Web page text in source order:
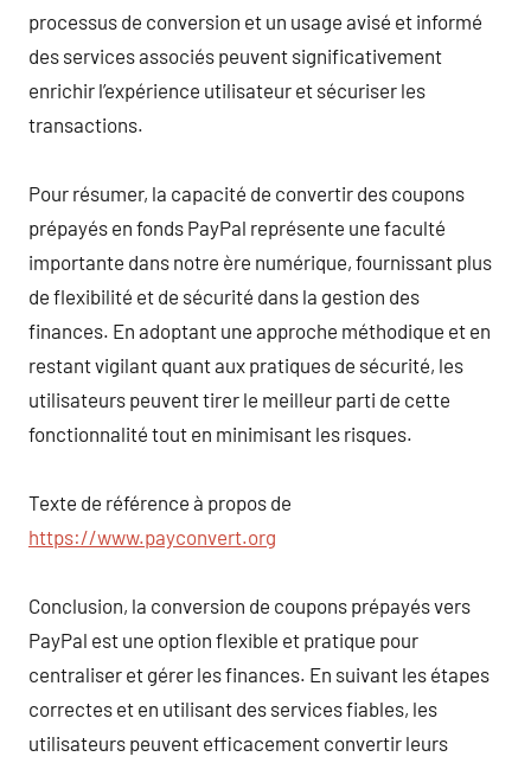
processus de conversion et un usage avisé et informé
des services associés peuvent significativement
enrichir l’expérience utilisateur et sécuriser les
transactions.
Pour résumer, la capacité de convertir des coupons
prépayés en fonds PayPal représente une faculté
importante dans notre ère numérique, fournissant plus
de flexibilité et de sécurité dans la gestion des
finances. En adoptant une approche méthodique et en
restant vigilant quant aux pratiques de sécurité, les
utilisateurs peuvent tirer le meilleur parti de cette
fonctionnalité tout en minimisant les risques.
Texte de référence à propos de
https://www.payconvert.org
Conclusion, la conversion de coupons prépayés vers
PayPal est une option flexible et pratique pour
centraliser et gérer les finances. En suivant les étapes
correctes et en utilisant des services fiables, les
utilisateurs peuvent efficacement convertir leurs